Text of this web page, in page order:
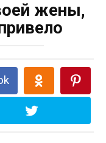
жены,